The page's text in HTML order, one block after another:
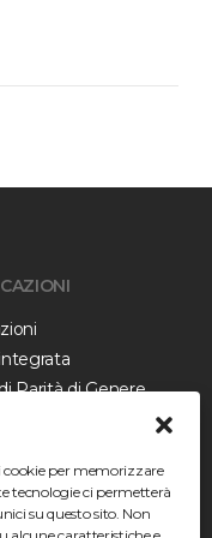
per memorizzare
tecnologie ci permetterà
su questo sito. Non
Parità di Genere